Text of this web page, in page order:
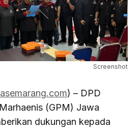
Screenshot
) – DPD
(GPM) Jawa
dukungan kepada